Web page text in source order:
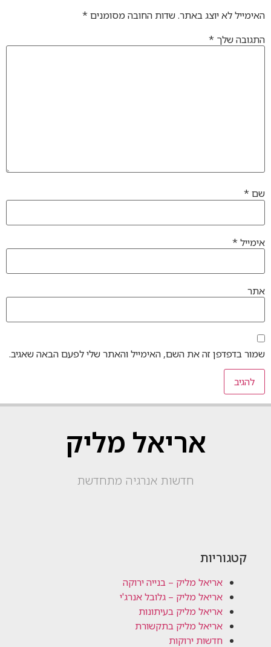
האימייל לא יוצג באתר.שדות החובה מסומנים *
התגובה שלך *
שם *
אימייל *
אתר
שמור בדפדפן זה את השם, האימייל והאתר שלי לפעם הבאה שאגיב.
אריאל מליק
חדשות אנרגיה מתחדשת
קטגוריות
אריאל מליק – בנייה ירוקה
אריאל מליק – גלובל אנרג'י
אריאל מליק בעיתונות
אריאל מליק בתקשורת
חדשות ירוקות